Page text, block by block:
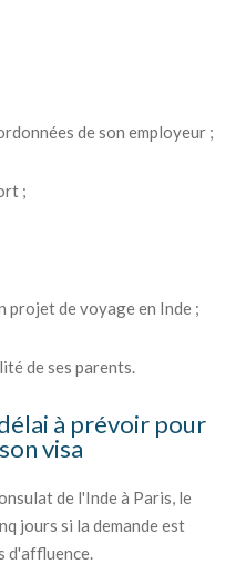
de son employeur ;
;
projet de voyage en Inde ;
de ses parents.
à prévoir pour
visa
de l'Inde à Paris, le
jours si la demande est
d'affluence.